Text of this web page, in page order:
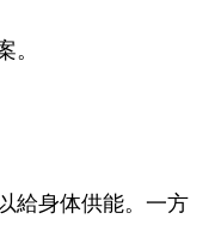
給身体供能。一方